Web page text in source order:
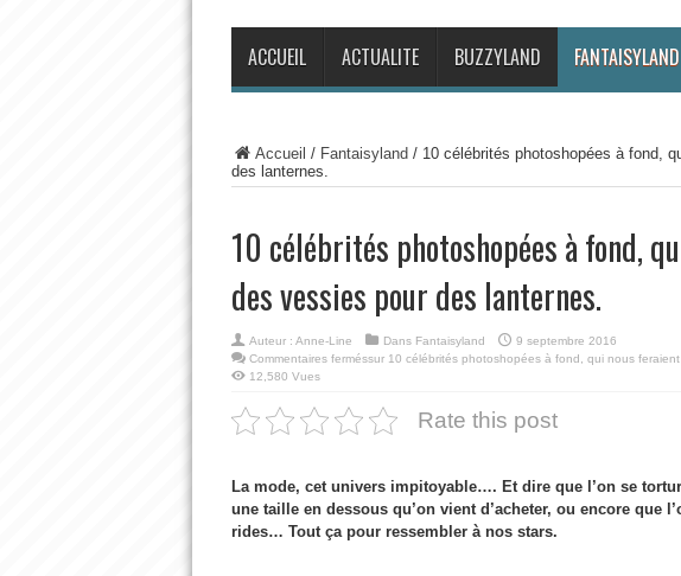
ACCUEIL ACTUALITE BUZZYLAND FANTAISYLAND
Accueil / Fantaisyland / 10 célébrités photoshopées à fond,
des lanternes.
10 célébrités photoshopées à fond,
des vessies pour des lanternes.
Auteur : Anne-Line Dans Fantaisyland
9 septembre 2016
Commentaires ferméssur 10 célébrités photoshopées à fond, qui nous
12,580 Vues
Rate this post
La mode, cet univers impitoyable…. Et dire que l’on se
une taille en dessous qu’on vient d’acheter, ou encore que
rides… Tout ça pour ressembler à nos stars.